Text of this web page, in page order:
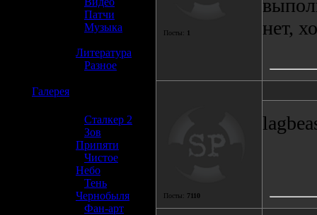
Патчи
Музыка
Литература
Разное
Галерея
Сталкер 2
Зов
Припяти
Чистое
Небо
Тень
Чернобыля
Фан-арт
Посты: 1
нет,
Посты: 7110